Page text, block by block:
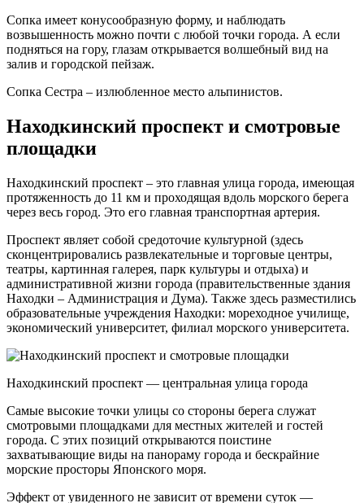
Сопка имеет конусообразную форму, и наблюдать
возвышенность можно почти с любой точки города. А если
подняться на гору, глазам открывается волшебный вид на
залив и городской пейзаж.
Сопка Сестра – излюбленное место альпинистов.
Находкинский проспект и смотровые
площадки
Находкинский проспект – это главная улица города, имеющая
протяженность до 11 км и проходящая вдоль морского берега
через весь город. Это его главная транспортная артерия.
Проспект являет собой средоточие культурной (здесь
сконцентрировались развлекательные и торговые центры,
театры, картинная галерея, парк культуры и отдыха) и
административной жизни города (правительственные здания
Находки – Администрация и Дума). Также здесь разместились
образовательные учреждения Находки: мореходное училище,
экономический университет, филиал морского университета.
Находкинский проспект — центральная улица города
Самые высокие точки улицы со стороны берега служат
смотровыми площадками для местных жителей и гостей
города. С этих позиций открываются поистине
захватывающие виды на панораму города и бескрайние
морские просторы Японского моря.
Эффект от увиденного не зависит от времени суток —